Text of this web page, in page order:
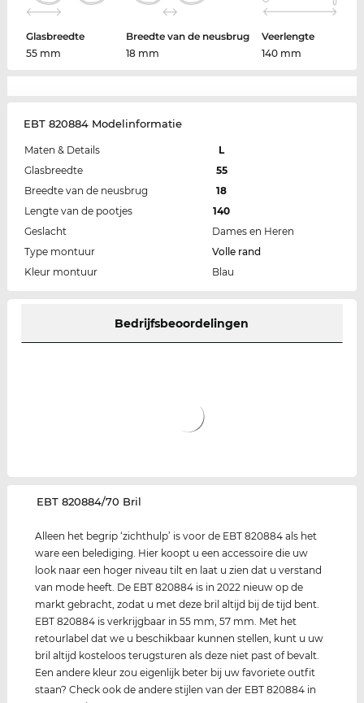
Glasbreedte
55 mm
Breedte van de neusbrug
18 mm
Veerlengte
140 mm
EBT 820884 Modelinformatie
Maten & Details
L
Glasbreedte
55
Breedte van de neusbrug
18
Lengte van de pootjes
140
Geslacht
Dames en Heren
Type montuur
Volle rand
Kleur montuur
Blau
Bedrijfsbeoordelingen
‌EBT 820884/70 Bril
Alleen het begrip ‘zichthulp’ is voor de EBT 820884 als het
ware een belediging. Hier koopt u een accessoire die uw
look naar een hoger niveau tilt en laat u zien dat u verstand
van mode heeft. De EBT 820884 is in 2022 nieuw op de
markt gebracht, zodat u met deze bril altijd bij de tijd bent.
EBT 820884 is verkrijgbaar in 55 mm, 57 mm. Met het
retourlabel dat we u beschikbaar kunnen stellen, kunt u uw
bril altijd kosteloos terugsturen als deze niet past of bevalt.
Een andere kleur zou eigenlijk beter bij uw favoriete outfit
staan? Check ook de andere stijlen van der EBT 820884 in